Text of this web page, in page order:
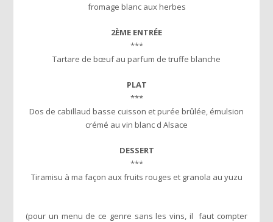
fromage blanc aux herbes
2ÈME ENTRÉE
***
Tartare de bœuf au parfum de truffe blanche
PLAT
***
Dos de cabillaud basse cuisson et purée brûlée, émulsion
crémé au vin blanc d Alsace
DESSERT
***
Tiramisu à ma façon aux fruits rouges et granola au yuzu
(pour un menu de ce genre sans les vins, il faut compter